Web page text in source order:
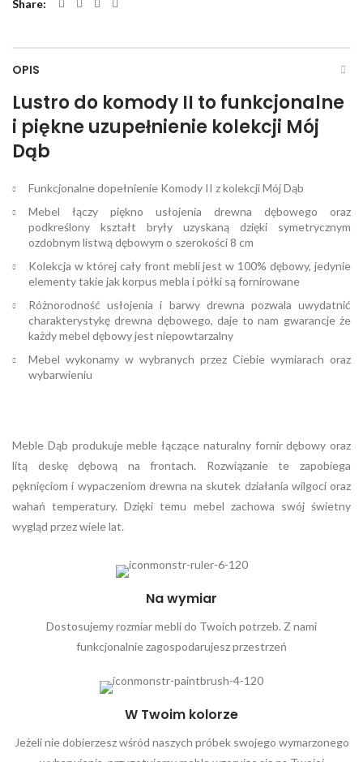
Share
OPIS
Lustro do komody II to funkcjonalne
i piękne uzupełnienie kolekcji Mój
Dąb
Funkcjonalne dopełnienie Komody II z kolekcji Mój Dąb
Mebel łączy piękno usłojenia drewna dębowego oraz
podkreślony kształt bryły uzyskaną dzięki symetrycznym
ozdobnym listwą dębowym o szerokości 8 cm
Kolekcja w której cały front mebli jest w 100% dębowy, jedynie
elementy takie jak korpus mebla i półki są fornirowane
Różnorodność usłojenia i barwy drewna pozwala uwydatnić
charakterystykę drewna dębowego, daje to nam gwarancje że
każdy mebel dębowy jest niepowtarzalny
Mebel wykonamy w wybranych przez Ciebie wymiarach oraz
wybarwieniu
Meble Dąb produkuje meble łączące naturalny fornir dębowy oraz
litą deskę dębową na frontach. Rozwiązanie te zapobiega
pęknięciom i wypaczeniom drewna na skutek działania wilgoci oraz
wahań temperatury. Dzięki temu mebel zachowa swój świetny
wygląd przez wiele lat.
Na wymiar
Dostosujemy rozmiar mebli do Twoich potrzeb. Z nami
funkcjonalnie zagospodarujesz przestrzeń
W Twoim kolorze
Jeżeli nie dobierzesz wśród naszych próbek swojego wymarzonego